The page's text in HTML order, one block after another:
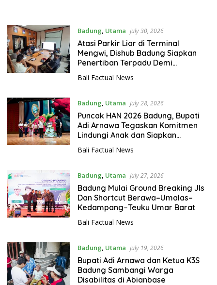
Badung Utama July 30, 2026
Atasi Parkir Liar di Terminal
Mengwi, Dishub Badung Siapkan
Penertiban Terpadu Demi
Bali Factual News
Badung Utama July 28, 2026
Puncak HAN 2026 Badung, Bupati
Adi Arnawa Tegaskan Komitmen
Lindungi Anak dan Siapkan
Bali Factual News
Badung Utama July 27, 2026
Badung Mulai Ground Breaking Jls
Dan Shortcut Berawa–Umalas–
Kedampang–Teuku Umar Barat
Bali Factual News
Badung Utama July 19, 2026
Bupati Adi Arnawa dan Ketua K3S
Badung Sambangi Warga
Disabilitas di Abianbase